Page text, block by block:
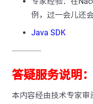
例，过一会儿还
Java SDK
---------------
答疑服务说明：
本内容经由技术专家